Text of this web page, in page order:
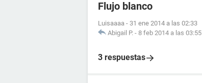
Flujo blanco
Luisaaaa - 31 ene 2014 a las 02:33
Abigail P. - 8 feb 2014 a las 03:55
3 respuestas